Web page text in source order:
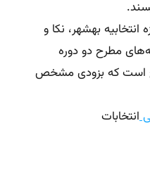
بهشهر، نکا و
مطرح دو دوره
است که بزودی مشخص
انتخابات